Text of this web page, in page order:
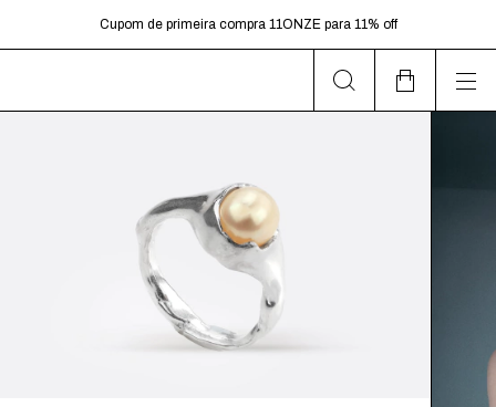
Cupom de primeira compra 11ONZE para 11% off